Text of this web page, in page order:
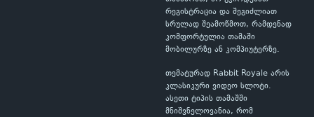
რეგისტრაცია და შეგიძლიათ
სრულად შეამოწმოთ, რამდენად
კომფორტულია თამაში
მობილურზე ან კომპიუტერზე.
თემატურად Rabbit Royale არის
კლასიკური ვიდეო სლოტი.
ასეთი ტიპის თამაშში
მნიშვნელოვანია, რომ